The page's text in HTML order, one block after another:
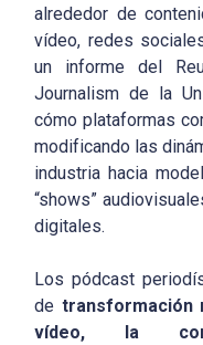
alrededor de
vídeo, redes
un informe del
Journalism de la
cómo plataformas
modificando las
industria hacia
“shows”
digitales.
Los pódcast
de transformación
vídeo, la